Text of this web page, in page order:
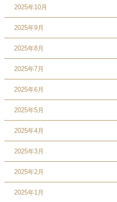
2025年10月
2025年9月
2025年8月
2025年7月
2025年6月
2025年5月
2025年4月
2025年3月
2025年2月
2025年1月